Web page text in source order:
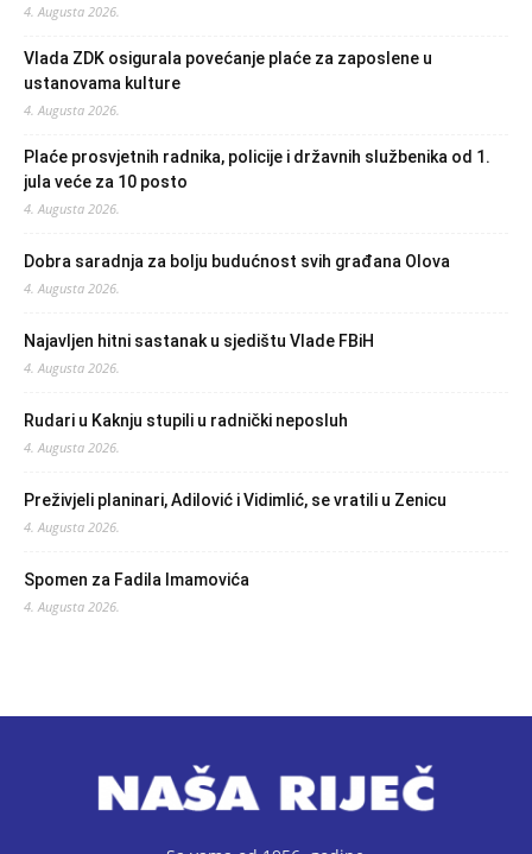
4. Augusta 2026.
Vlada ZDK osigurala povećanje plaće za zaposlene u
ustanovama kulture
4. Augusta 2026.
Plaće prosvjetnih radnika, policije i državnih službenika od 1.
jula veće za 10 posto
4. Augusta 2026.
Dobra saradnja za bolju budućnost svih građana Olova
4. Augusta 2026.
Najavljen hitni sastanak u sjedištu Vlade FBiH
4. Augusta 2026.
Rudari u Kaknju stupili u radnički neposluh
4. Augusta 2026.
Preživjeli planinari, Adilović i Vidimlić, se vratili u Zenicu
4. Augusta 2026.
Spomen za Fadila Imamovića
4. Augusta 2026.